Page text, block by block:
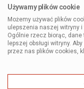
Używamy plików cookie
Możemy używać plików
ulepszenia naszej witryny
Ogólnie rzecz biorąc,
lepszej obsługi witryny.
przez nas plików cookies,